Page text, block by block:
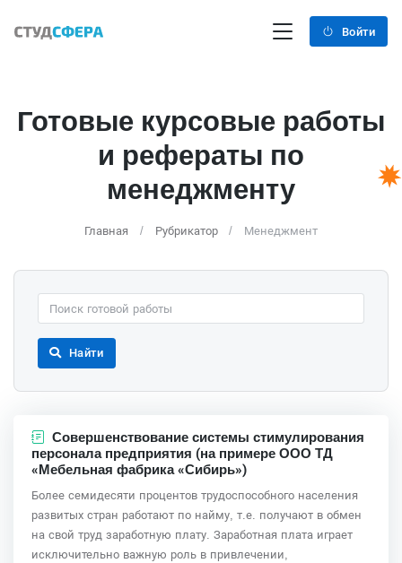
Войти
Готовые курсовые работы
и рефераты по
менеджменту
Главная Рубрикатор Менеджмент
Найти
Совершенствование системы стимулирования
персонала предприятия (на примере ООО ТД
«Мебельная фабрика «Сибирь»)
Более семидесяти процентов трудоспособного населения
развитых стран работают по найму, т.е. получают в обмен
на свой труд заработную плату. Заработная плата играет
исключительно важную роль в привлечении,